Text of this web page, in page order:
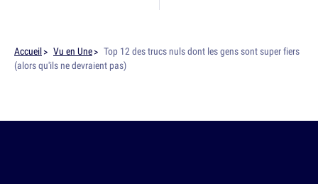
Accueil Vu en Une
Top 12 des trucs nuls dont les gens sont super fiers
(alors qu'ils ne devraient pas)